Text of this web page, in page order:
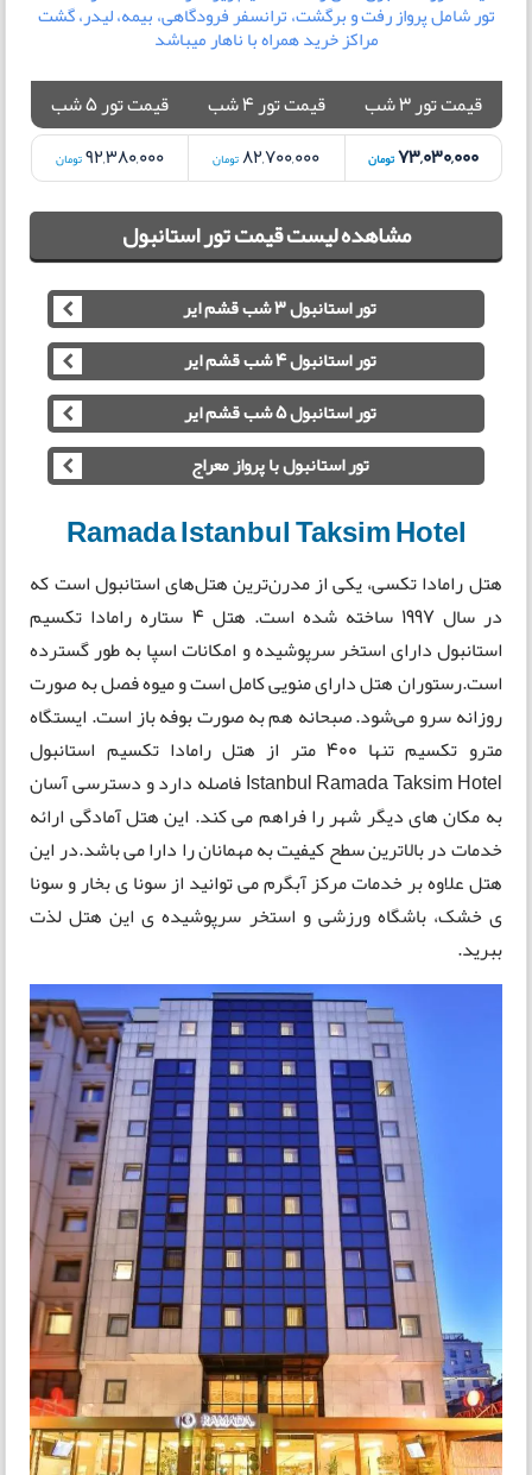
تور شامل پرواز رفت و برگشت، ترانسفر فرودگاهی، بیمه، لیدر، گشت
مراکز خرید همراه با ناهار میباشد
قیمت تور 3 شب قیمت تور 4 شب قیمت تور 5 شب
73,030,000تومان 82,700,000تومان 92,380,000تومان
مشاهده لیست قیمت تور استانبول
تور استانبول 3 شب قشم ایر
تور استانبول 4 شب قشم ایر
تور استانبول 5 شب قشم ایر
تور استانبول با پرواز معراج
Ramada Istanbul Taksim Hotel
هتل رامادا تکسی، یکی از مدرن‌ترین هتل‌های استانبول است که
در سال ۱۹۹۷ ساخته شده است. هتل 4 ستاره رامادا تکسیم
استانبول دارای استخر سرپوشیده و امکانات اسپا به طور گسترده
است.رستوران هتل دارای منویی کامل است و میوه فصل به صورت
روزانه سرو می‌شود. صبحانه هم به صورت بوفه باز است. ایستگاه
مترو تکسیم تنها ۴۰۰ متر از هتل رامادا تکسیم استانبول
Istanbul Ramada Taksim Hotel فاصله دارد و دسترسی آسان
به مکان های دیگر شهر را فراهم می کند. این هتل آمادگی ارائه
خدمات در بالاترین سطح کیفیت به مهمانان را دارا می باشد.در این
هتل علاوه بر خدمات مرکز آبگرم می توانید از سونا ی بخار و سونا
ی خشک، باشگاه ورزشی و استخر سرپوشیده ی این هتل لذت
ببرید.